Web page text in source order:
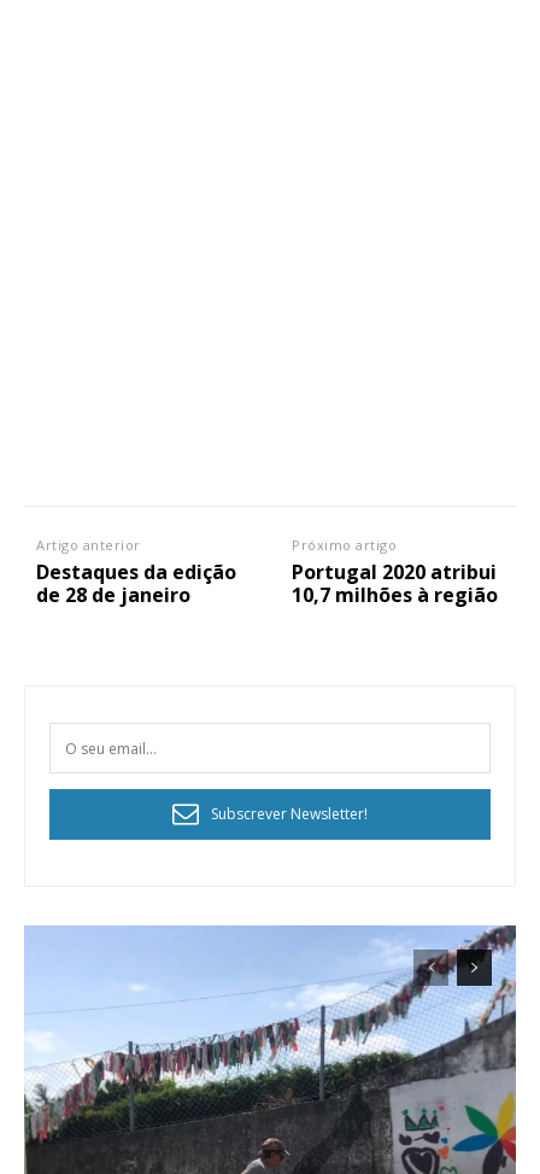
Artigo anterior
Destaques da edição
de 28 de janeiro
Próximo artigo
Portugal 2020 atribui
10,7 milhões à região
Subscrever Newsletter!